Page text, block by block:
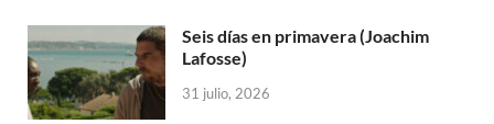
Seis días en primavera (Joachim
Lafosse)
31 julio, 2026